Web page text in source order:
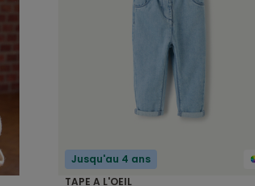
Jusqu'au 4 ans
TAPE A L'OEIL